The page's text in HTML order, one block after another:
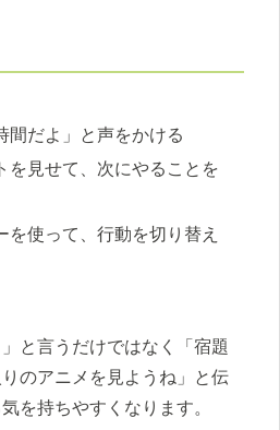
間だよ」と声をかける
を見せて、次にやることを
を使って、行動を切り替え
と言うだけではなく「宿題
のアニメを見ようね」と伝
を持ちやすくなります。